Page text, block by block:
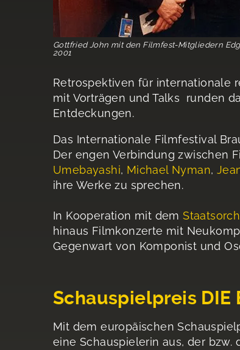
Gottfried John mit den Filmfest-Mitgliedern
2001
Retrospektiven für internationale
mit Vorträgen und Talks runden
Entdeckungen.
Das Internationale Filmfestival
Der engen Verbindung zwischen
Umebayashi, Michael Nyman,
ihre Werke zu sprechen.
In Kooperation mit dem
hinaus Filmkonzerte mit
Gegenwart von Komponist und
Schauspielpreis DIE
Mit dem europäischen
eine Schauspielerin aus, der